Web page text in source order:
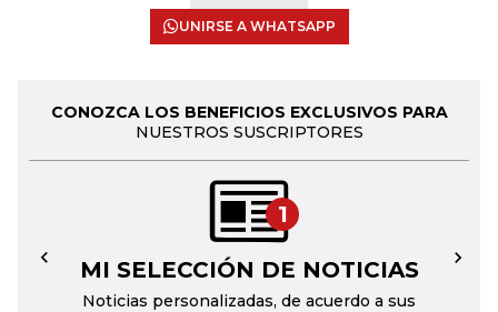
UNIRSE A WHATSAPP
CONOZCA LOS BENEFICIOS EXCLUSIVOS PARA
NUESTROS SUSCRIPTORES
1
MI SELECCIÓN DE NOTICIAS
Noticias personalizadas, de acuerdo a sus
← →